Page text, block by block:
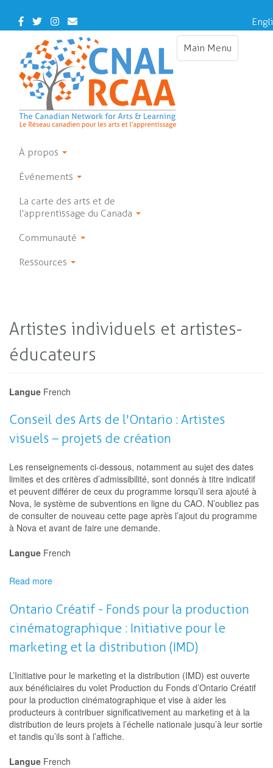
main
Facebook
TwitterInstagram
Contact
Us
Main Menu
Toggle
À propos
Événements
La carte des arts et de
l'apprentissage du Canada
Communauté
Ressources
Artistes individuels et artistes-
éducateurs
Langue French
Conseil des Arts de l'Ontario : Artistes
visuels – projets de création
Les renseignements ci-dessous, notamment au sujet des dates
limites et des critères d’admissibilité, sont donnés à titre indicatif
et peuvent différer de ceux du programme lorsqu’il sera ajouté à
Nova, le système de subventions en ligne du CAO. N’oubliez pas
de consulter de nouveau cette page après l’ajout du programme
à Nova et avant de faire une demande.
Langue French
Read more
des
Arts
de
l'Ontario
:
visuels
–
projets
de
création
Ontario Créatif - Fonds pour la production
cinématographique : Initiative pour le
marketing et la distribution (IMD)
L’Initiative pour le marketing et la distribution (IMD) est ouverte
aux bénéficiaires du volet Production du Fonds d’Ontario Créatif
pour la production cinématographique et vise à aider les
producteurs à contribuer significativement au marketing et à la
distribution de leurs projets à l’échelle nationale jusqu’à leur sortie
et tandis qu’ils sont à l’affiche.
Langue French